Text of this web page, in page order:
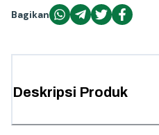
Bagikan
Deskripsi Produk